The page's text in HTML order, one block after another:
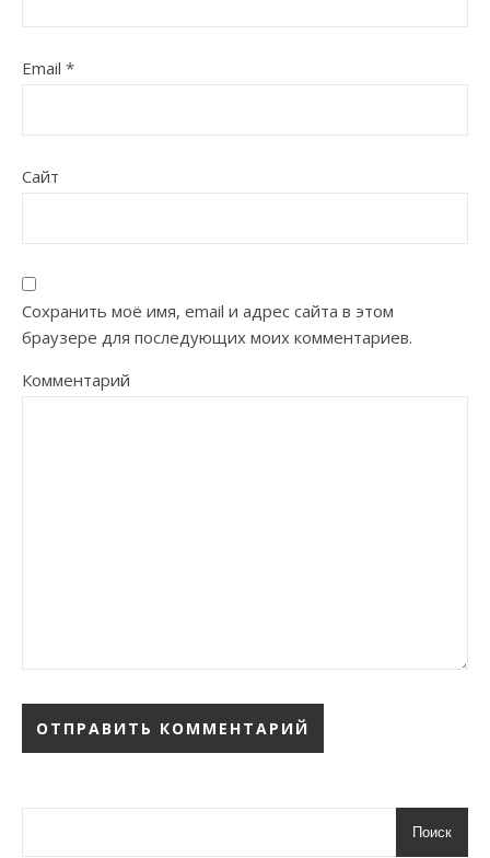
Email *
Сайт
Сохранить моё имя, email и адрес сайта в этом
браузере для последующих моих комментариев.
Комментарий
Поиск